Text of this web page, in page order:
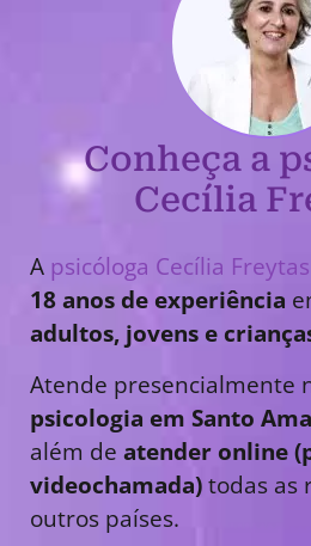
Conheça a
Cecília
A psicóloga Cecília Freytas
18 anos de experiência
adultos, jovens e
Atende presencialmente
psicologia em Santo
além de atender online
videochamada)todas as
outros países.